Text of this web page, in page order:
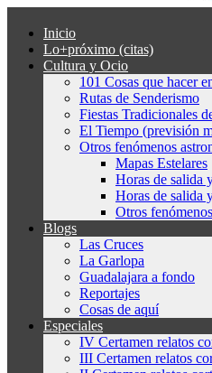
Inicio
Lo+próximo (citas)
Cultura y Ocio
101 Cosas que hacer
Rutas de Senderismo
Fiestas Tradicionales
El Tiempo (previsión
Otros fenómenos
Mapas Estelares
Horas de salida
Horas de salida
Otros fenómenos
Blogs
Las Cruces
La Garlopa
Guadalajara a fondo
Reportajes
Cosas de aquí
Especiales
IV Certamen relatos
III Certamen relatos